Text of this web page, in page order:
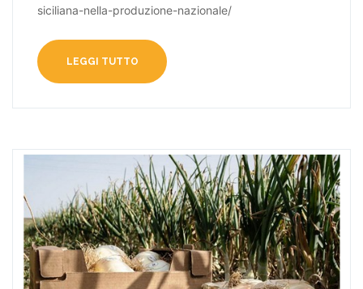
siciliana-nella-produzione-nazionale/
LEGGI TUTTO